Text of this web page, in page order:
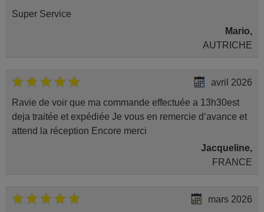
Super Service
Mario,
AUTRICHE
avril 2026
Ravie de voir que ma commande effectuée a 13h30est
deja traitée et expédiée Je vous en remercie d’avance et
attend la réception Encore merci
Jacqueline,
FRANCE
mars 2026